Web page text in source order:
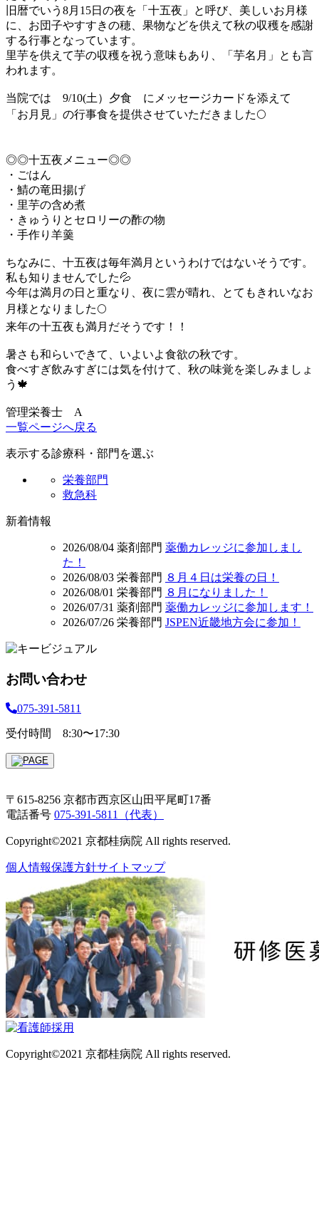
旧暦でいう8月15日の夜を「十五夜」と呼び、美しいお月様
に、お団子やすすきの穂、果物などを供えて秋の収穫を感謝
する行事となっています。
里芋を供えて芋の収穫を祝う意味もあり、「芋名月」とも言
われます。
当院では 9/10(土）夕食 にメッセージカードを添えて
「お月見」の行事食を提供させていただきました🌕
◎◎十五夜メニュー◎◎
・ごはん
・鯖の竜田揚げ
・里芋の含め煮
・きゅうりとセロリーの酢の物
・手作り羊羹
ちなみに、十五夜は毎年満月というわけではないそうです。
私も知りませんでした💦
今年は満月の日と重なり、夜に雲が晴れ、とてもきれいなお
月様となりました🌕
来年の十五夜も満月だそうです！！
暑さも和らいできて、いよいよ食欲の秋です。
食べすぎ飲みすぎには気を付けて、秋の味覚を楽しみましょ
う🍁
管理栄養士 A
一覧ページへ戻る
表示する診療科・部門を選ぶ
栄養部門
救急科
新着情報
2026/08/04 薬剤部門 薬働カレッジに参加しまし
た！
2026/08/03 栄養部門 ８月４日は栄養の日！
2026/08/01 栄養部門 ８月になりました！
2026/07/31 薬剤部門 薬働カレッジに参加します！
2026/07/26 栄養部門 JSPEN近畿地方会に参加！
お問い合わせ
075-391-5811
受付時間 8:30〜17:30
〒615-8256 京都市西京区山田平尾町17番
電話番号 075-391-5811（代表）
Copyright©2021 京都桂病院 All rights reserved.
個人情報保護方針サイトマップ
Copyright©2021 京都桂病院 All rights reserved.